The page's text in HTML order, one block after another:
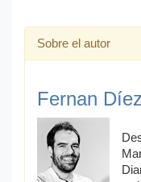
Sobre el autor
Fernan Díez